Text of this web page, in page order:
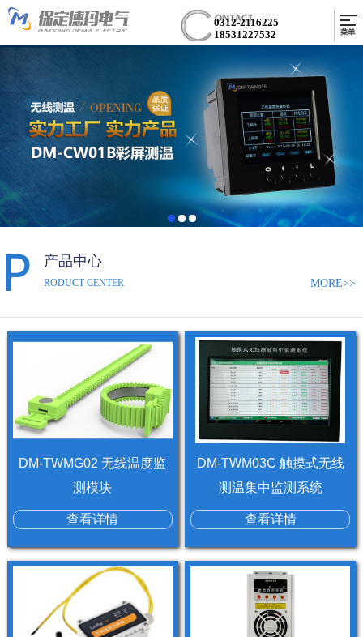
0312-2116225
18531227532
产品中心
RODUCT CENTER MORE>>
DM-TWMG02 无线温度监
测模块
查看详情
DM-TWM03C 触摸式无线
测温集中监测系统
查看详情